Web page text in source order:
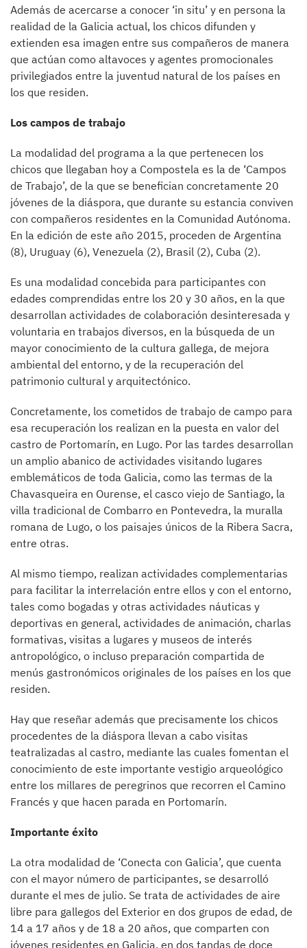
Además de acercarse a conocer ‘in situ’ y en persona la
realidad de la Galicia actual, los chicos difunden y
extienden esa imagen entre sus compañeros de manera
que actúan como altavoces y agentes promocionales
privilegiados entre la juventud natural de los países en
los que residen.
Los campos de trabajo
La modalidad del programa a la que pertenecen los
chicos que llegaban hoy a Compostela es la de ‘Campos
de Trabajo’, de la que se benefician concretamente 20
jóvenes de la diáspora, que durante su estancia conviven
con compañeros residentes en la Comunidad Autónoma.
En la edición de este año 2015, proceden de Argentina
(8), Uruguay (6), Venezuela (2), Brasil (2), Cuba (2).
Es una modalidad concebida para participantes con
edades comprendidas entre los 20 y 30 años, en la que
desarrollan actividades de colaboración desinteresada y
voluntaria en trabajos diversos, en la búsqueda de un
mayor conocimiento de la cultura gallega, de mejora
ambiental del entorno, y de la recuperación del
patrimonio cultural y arquitectónico.
Concretamente, los cometidos de trabajo de campo para
esa recuperación los realizan en la puesta en valor del
castro de Portomarín, en Lugo. Por las tardes desarrollan
un amplio abanico de actividades visitando lugares
emblemáticos de toda Galicia, como las termas de la
Chavasqueira en Ourense, el casco viejo de Santiago, la
villa tradicional de Combarro en Pontevedra, la muralla
romana de Lugo, o los paisajes únicos de la Ribera Sacra,
entre otras.
Al mismo tiempo, realizan actividades complementarias
para facilitar la interrelación entre ellos y con el entorno,
tales como bogadas y otras actividades náuticas y
deportivas en general, actividades de animación, charlas
formativas, visitas a lugares y museos de interés
antropológico, o incluso preparación compartida de
menús gastronómicos originales de los países en los que
residen.
Hay que reseñar además que precisamente los chicos
procedentes de la diáspora llevan a cabo visitas
teatralizadas al castro, mediante las cuales fomentan el
conocimiento de este importante vestigio arqueológico
entre los millares de peregrinos que recorren el Camino
Francés y que hacen parada en Portomarín.
Importante éxito
La otra modalidad de ‘Conecta con Galicia’, que cuenta
con el mayor número de participantes, se desarrolló
durante el mes de julio. Se trata de actividades de aire
libre para gallegos del Exterior en dos grupos de edad, de
14 a 17 años y de 18 a 20 años, que comparten con
jóvenes residentes en Galicia, en dos tandas de doce